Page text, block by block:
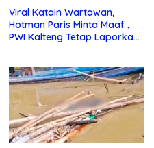
Viral Katain Wartawan,
Hotman Paris Minta Maaf ,
PWI Kalteng Tetap Laporkan